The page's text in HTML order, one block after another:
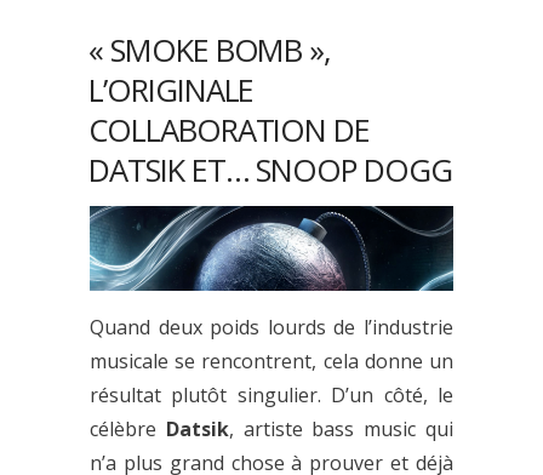
« SMOKE BOMB »,
L’ORIGINALE
COLLABORATION DE
DATSIK ET… SNOOP DOGG
Quand deux poids lourds de l’industrie
musicale se rencontrent, cela donne un
résultat plutôt singulier. D’un côté, le
célèbre Datsik, artiste bass music qui
n’a plus grand chose à prouver et déjà